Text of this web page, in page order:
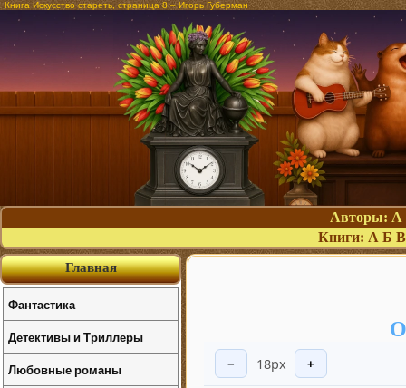
Книга Искусство стареть, страница 8 – Игорь Губерман
Авторы: А
Книги: А Б В
− 18px +
Главная
Фантастика
Детективы и Триллеры
Любовные романы